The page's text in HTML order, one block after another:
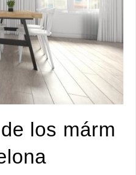
los márm